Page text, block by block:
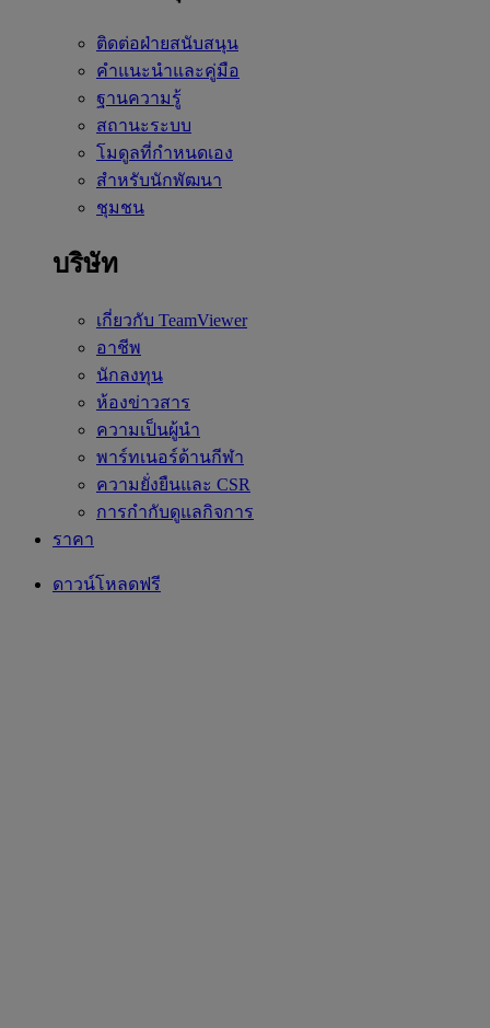
ติดต่อฝ่ายสนับสนุน
คำแนะนำและคู่มือ
ฐานความรู้
สถานะระบบ
โมดูลที่กำหนดเอง
สำหรับนักพัฒนา
ชุมชน
บริษัท
เกี่ยวกับ TeamViewer
อาชีพ
นักลงทุน
ห้องข่าวสาร
ความเป็นผู้นำ
พาร์ทเนอร์ด้านกีฬา
ความยั่งยืนและ CSR
การกำกับดูแลกิจการ
ราคา
ดาวน์โหลดฟรี